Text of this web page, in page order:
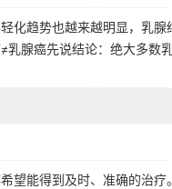
化趋势也越来越明显，乳
腺癌先说结论：绝大多数
望能得到及时、准确的治